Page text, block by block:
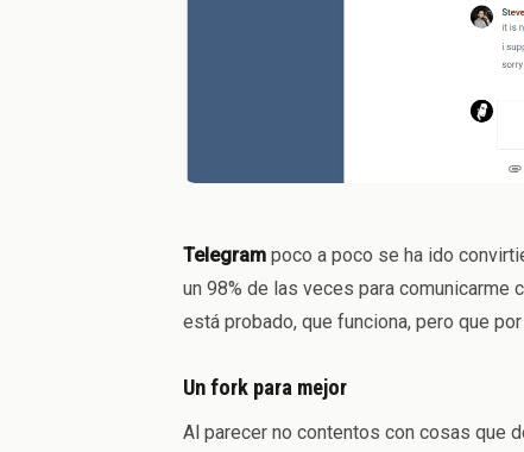
Telegram poco a poco se ha ido
un 98% de las veces para comunicarme
está probado, que funciona, pero que
Un fork para mejor
Al parecer no contentos con cosas que